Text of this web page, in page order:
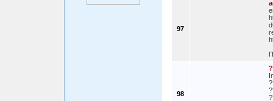
97
98